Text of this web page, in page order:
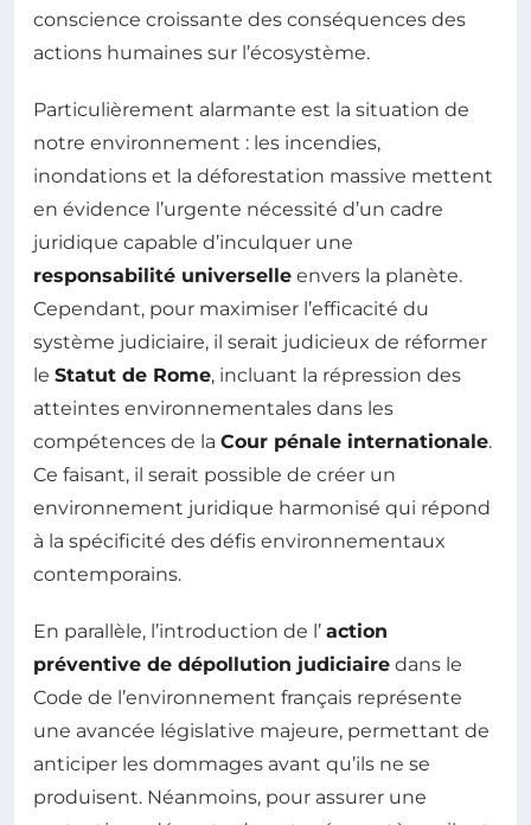
conscience croissante des conséquences des
actions humaines sur l’écosystème.
Particulièrement alarmante est la situation de
notre environnement : les incendies,
inondations et la déforestation massive mettent
en évidence l’urgente nécessité d’un cadre
juridique capable d’inculquer une
responsabilité universelle envers la planète.
Cependant, pour maximiser l’efficacité du
système judiciaire, il serait judicieux de réformer
le Statut de Rome, incluant la répression des
atteintes environnementales dans les
compétences de la Cour pénale internationale.
Ce faisant, il serait possible de créer un
environnement juridique harmonisé qui répond
à la spécificité des défis environnementaux
contemporains.
En parallèle, l’introduction de l’ action
préventive de dépollution judiciaire dans le
Code de l’environnement français représente
une avancée législative majeure, permettant de
anticiper les dommages avant qu’ils ne se
produisent. Néanmoins, pour assurer une